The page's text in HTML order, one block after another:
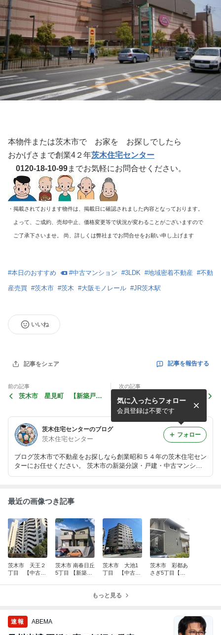
本物件または茨木市で お家を お探しでしたら
おかげさまで創業4２年茨木住宅センター
0120-18-10-99までお気軽にお問合せください。
・掲載されております物件は、掲載日に確認されました内容となっております。
よって、ご成約、売却中止、価格変更等で状況が変わることがございますので
ご了承下さいませ。 尚、詳しくは弊社までお問合せをお願い申し上げます
#本日のおすすめ #中古マンション #3LDK #地域密着不動産 #不動
産売買 #茨木市 #茨木 #大阪モノレール #JR茨木駅
いいね
記事をシェア 記事を報告する
前の記事
茨木市 星見町 【新築戸
車２台可
次の記事
茨木市 北春日丘２丁目
【土地】購入 建築条件無
し 南東角地 バス停徒歩２
分！
茨木住宅センターのブログ
茨木住宅センター
ブログ茨木市で不動産をお探しなら創業昭和５４年の茨木住宅セン
ターにお任せください。 茨木市の新築分譲・戸建・中古マンショ
気に入ったらフォロー
会員登録は不要です
フォロー
最近の画像つき記事
茨木市 天王２
丁目 【中古マ
茨木市 南春日丘
5丁目 【新築戸
茨木市 大池1
丁目 【中古マ
市』駅徒歩10
茨木市 彩都あ
さぎ5丁目【中
もっと見る
速報 ABEMA